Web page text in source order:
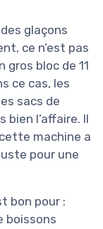
glaçons
ce n’est pas
bloc de 11
ce cas, les
sacs de
l’affaire. Il
machine a
pour une
bon pour :
boissons